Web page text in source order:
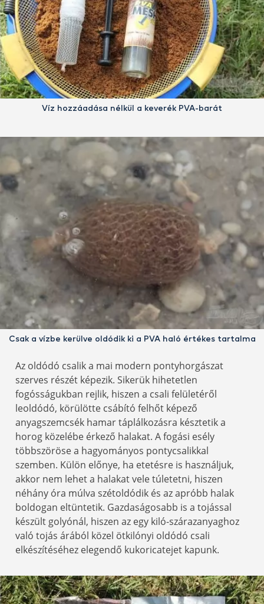
Víz hozzáadása nélkül a keverék PVA-barát
Csak a vízbe kerülve oldódik ki a PVA haló értékes tartalma
Az oldódó csalik a mai modern pontyhorgászat
szerves részét képezik. Sikerük hihetetlen
fogósságukban rejlik, hiszen a csali felületéről
leoldódó, körülötte csábító felhőt képező
anyagszemcsék hamar táplálkozásra késztetik a
horog közelébe érkező halakat. A fogási esély
többszöröse a hagyományos pontycsalikkal
szemben. Külön előnye, ha etetésre is használjuk,
akkor nem lehet a halakat vele túletetni, hiszen
néhány óra múlva szétoldódik és az apróbb halak
boldogan eltüntetik. Gazdaságosabb is a tojással
készült golyónál, hiszen az egy kiló-szárazanyaghoz
való tojás árából közel ötkilónyi oldódó csali
elkészítéséhez elegendő kukoricatejet kapunk.